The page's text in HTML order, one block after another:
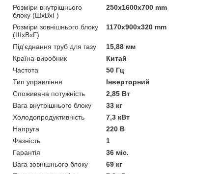
Розміри внутрішнього
блоку (ШхВхГ)
250x1600x700 mm
Розміри зовнішнього блоку
(ШхВхГ)
1170x900x320 mm
Під'єднання труб для газу
15,88 мм
Країна-виробник
Китай
Частота
50 Гц
Тип управління
Інверторний
Споживана потужність
2,85 Вт
Вага внутрішнього блоку
33 кг
Холодопродуктивність
7,3 кВт
Напруга
220 В
Фазність
1
Гарантія
36 міс.
Вага зовнішнього блоку
69 кг